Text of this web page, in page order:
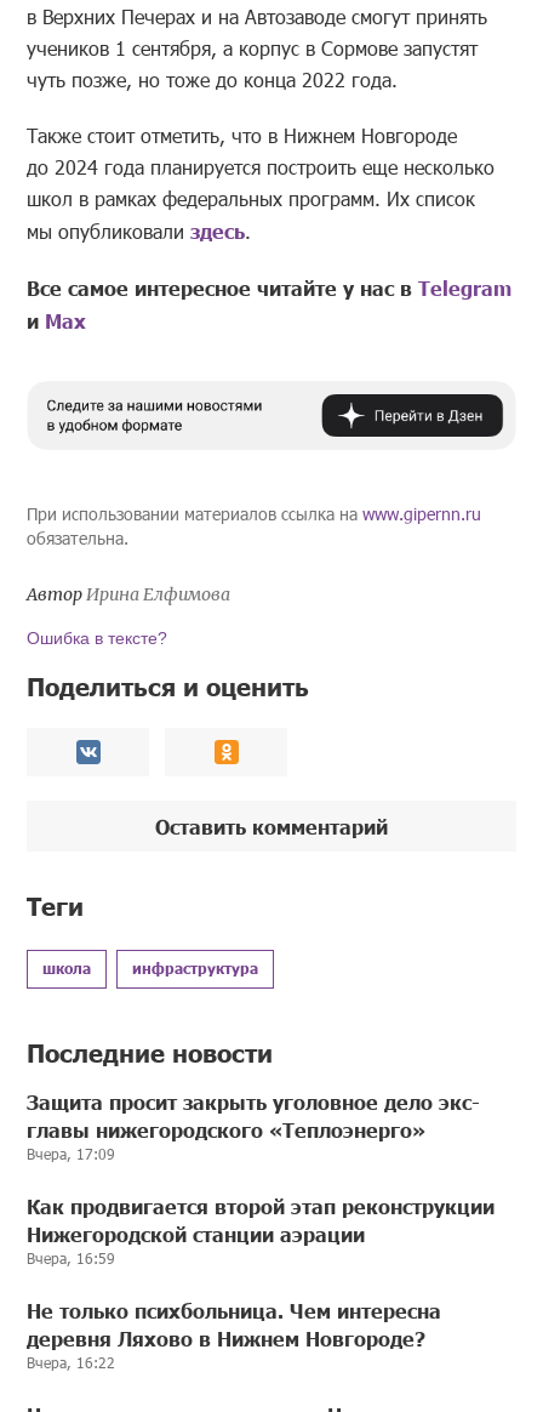
в Верхних Печерах и на Автозаводе смогут принять
учеников 1 сентября, а корпус в Сормове запустят
чуть позже, но тоже до конца 2022 года.
Также стоит отметить, что в Нижнем Новгороде
до 2024 года планируется построить еще несколько
школ в рамках федеральных программ. Их список
мы опубликовализдесь.
Все самое интересное читайте у нас вTelegram
и Mах
При использовании материалов ссылка наwww.gipernn.ru
обязательна.
АвторИрина Елфимова
Ошибка в тексте?
Поделиться и оценить
Оставить комментарий
Теги
школа инфраструктура
Последние новости
Защита просит закрыть уголовное дело экс-
главы нижегородского «Теплоэнерго»
Вчера, 17:09
Как продвигается второй этап реконструкции
Нижегородской станции аэрации
Вчера, 16:59
Не только психбольница. Чем интересна
деревня Ляхово в Нижнем Новгороде?
Вчера, 16:22